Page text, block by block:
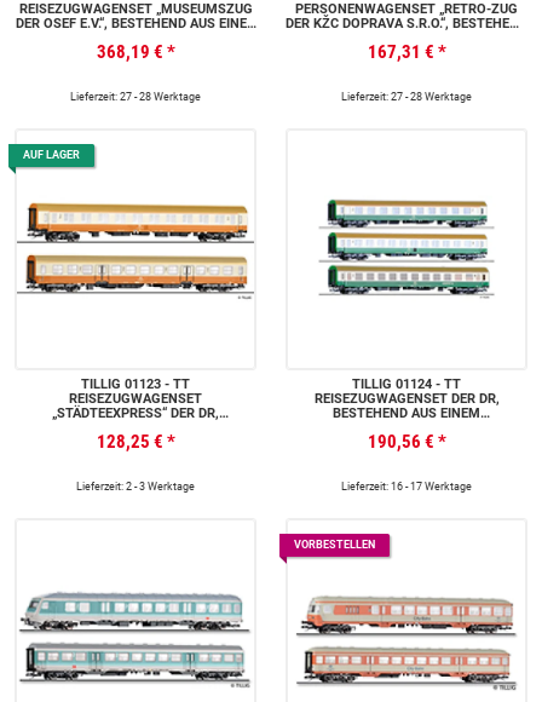
REISEZUGWAGENSET „MUSEUMSZUG
DER OSEF E.V.“, BESTEHEND AUS EINER
REISEZUGWAGEN 2. KLASSE BGHW
UND EINEM REISEZUGWAGEN 2.
UND EIN REISEZUGWAGEN 2. KLASSE
368,19 € *
Lieferzeit: 27 - 28 Werktage
PERSONENWAGENSET „RETRO-ZUG
DER KŽC DOPRAVA S.R.O.“, BESTEHEND
KLASSE, EINEM REISEZUGWAGEN 2.
KLASSE UND EINEM REISEZUGWAGEN
Y/B 70, EP. VI
167,31 € *
Lieferzeit: 27 - 28 Werktage
AUF LAGER
TILLIG 01123 - TT
REISEZUGWAGENSET
„STÄDTEEXPRESS“ DER DR,
REISEZUGWAGEN 1. KLASSE UND
EINEM REISEZUGWAGEN 2. KLASSE,
128,25 € *
Lieferzeit: 2 - 3 Werktage
TILLIG 01124 - TT
REISEZUGWAGENSET DER DR,
BESTEHEND AUS EINEM
HALBERSTADT, EINEM
REISEZUGWAGEN 1./2. KLASSE,
REISEZUGWAGEN 2. KLASSE MIT
190,56 € *
Lieferzeit: 16 - 17 Werktage
VORBESTELLEN